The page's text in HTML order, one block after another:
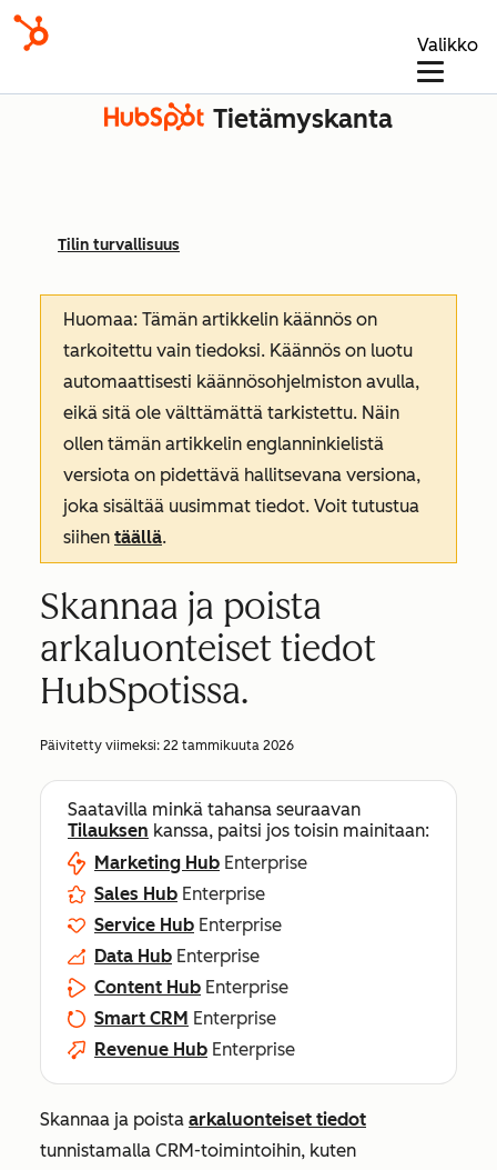
Valikko
Tietämyskanta
Tilin turvallisuus
Huomaa: Tämän artikkelin käännös on
tarkoitettu vain tiedoksi. Käännös on luotu
automaattisesti käännösohjelmiston avulla,
eikä sitä ole välttämättä tarkistettu. Näin
ollen tämän artikkelin englanninkielistä
versiota on pidettävä hallitsevana versiona,
joka sisältää uusimmat tiedot. Voit tutustua
siihen täällä.
Skannaa ja poista
arkaluonteiset tiedot
HubSpotissa.
Päivitetty viimeksi: 22 tammikuuta 2026
Saatavilla minkä tahansa seuraavan
Tilauksen kanssa, paitsi jos toisin mainitaan:
Marketing Hub Enterprise
Sales Hub Enterprise
Service Hub Enterprise
Data Hub Enterprise
Content Hub Enterprise
Smart CRM Enterprise
Revenue Hub Enterprise
Skannaa ja poista arkaluonteiset tiedot
tunnistamalla CRM-toimintoihin, kuten